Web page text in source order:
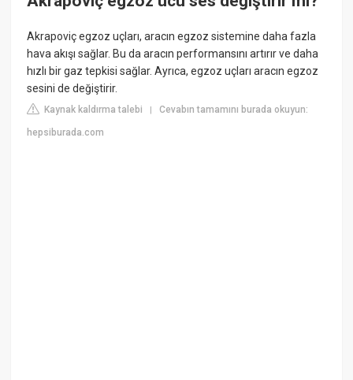
Akrapoviç egzoz uçları, aracın egzoz sistemine daha fazla
hava akışı sağlar. Bu da aracın performansını artırır ve daha
hızlı bir gaz tepkisi sağlar. Ayrıca, egzoz uçları aracın egzoz
sesini de değiştirir.
Kaynak kaldırma talebi |Cevabın tamamını burada okuyun:
hepsiburada.com